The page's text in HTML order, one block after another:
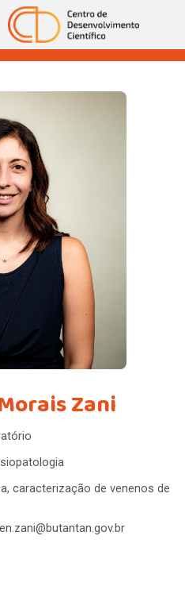
Zani
caracterização de venenos de